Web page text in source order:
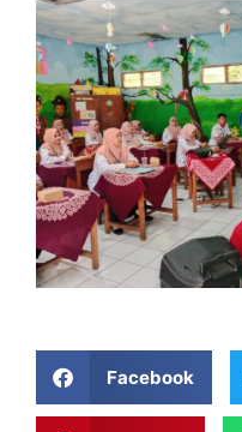
Facebook